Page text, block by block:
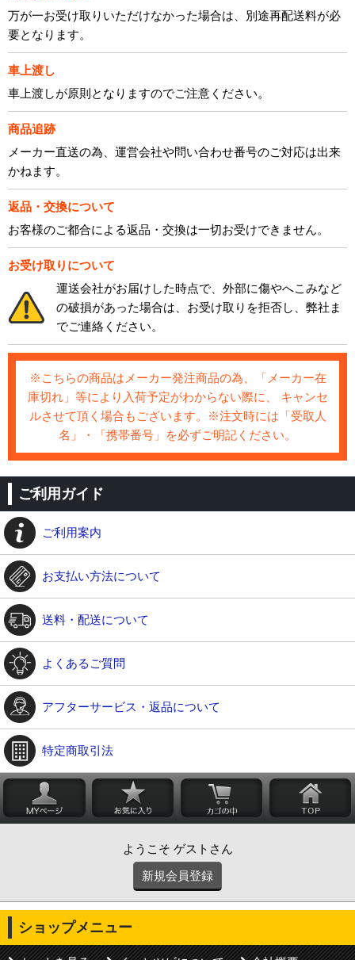
万が一お受け取りいただけなかった場合は、別途再配送料が必
要となります。
車上渡し
車上渡しが原則となりますのでご注意ください。
商品追跡
メーカー直送の為、運営会社や問い合わせ番号のご対応は出来
かねます。
返品・交換について
お客様のご都合による返品・交換は一切お受けできません。
お受け取りについて
運送会社がお届けした時点で、外部に傷やへこみなど
の破損があった場合は、お受け取りを拒否し、弊社ま
でご連絡ください。
※こちらの商品はメーカー発注商品の為、「メーカー在
庫切れ」等により入荷予定がわからない際に、 キャンセ
ルさせて頂く場合もございます。※注文時には「受取人
名」・「携帯番号」を必ずご明記ください。
ご利用ガイド
ご利用案内
お支払い方法について
送料・配送について
よくあるご質問
アフターサービス・返品について
特定商取引法
ようこそ ゲストさん
新規会員登録
ショップメニュー